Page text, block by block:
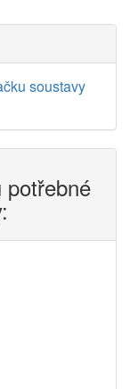
soustavy